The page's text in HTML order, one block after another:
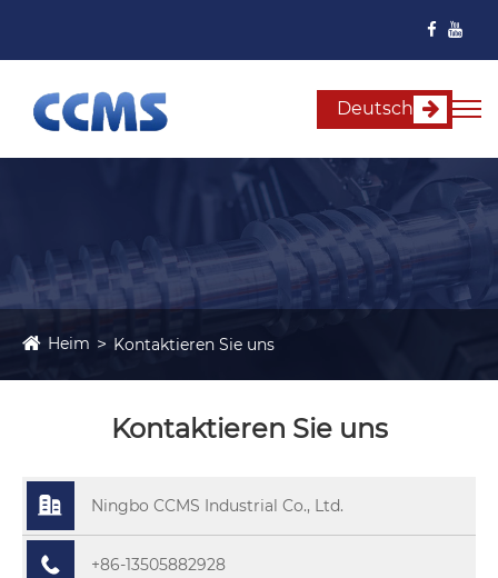
Deutsch
Heim Kontaktieren Sie uns
Kontaktieren Sie uns
Ningbo CCMS Industrial Co., Ltd.
+86-13505882928